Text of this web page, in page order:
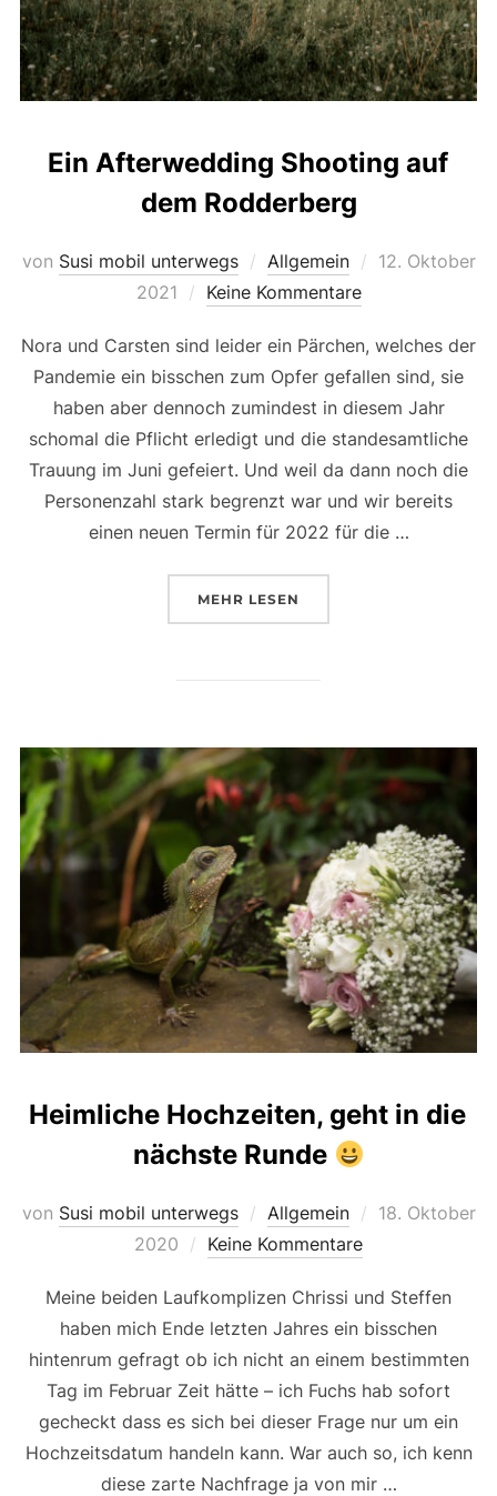
Ein Afterwedding Shooting auf
dem Rodderberg
von Susi mobil unterwegs Allgemein
Veröffentlicht
12. Oktober
2021
Keine Kommentare
Nora und Carsten sind leider ein Pärchen, welches der
Pandemie ein bisschen zum Opfer gefallen sind, sie
haben aber dennoch zumindest in diesem Jahr
schomal die Pflicht erledigt und die standesamtliche
Trauung im Juni gefeiert. Und weil da dann noch die
Personenzahl stark begrenzt war und wir bereits
einen neuen Termin für 2022 für die …
MEHR ÜBER „EIN AFTERWEDDING
LESEN
Heimliche Hochzeiten, geht in die
nächste Runde
von Susi mobil unterwegs Allgemein
Veröffentlicht
18. Oktober
2020
Keine Kommentare
Meine beiden Laufkomplizen Chrissi und Steffen
haben mich Ende letzten Jahres ein bisschen
hintenrum gefragt ob ich nicht an einem bestimmten
Tag im Februar Zeit hätte – ich Fuchs hab sofort
gecheckt dass es sich bei dieser Frage nur um ein
Hochzeitsdatum handeln kann. War auch so, ich kenn
diese zarte Nachfrage ja von mir …